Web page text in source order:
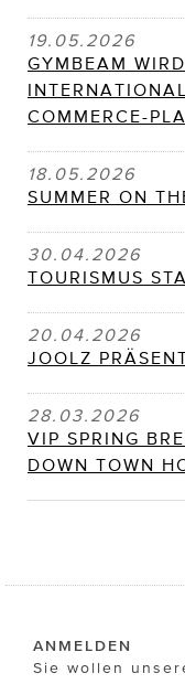
19.05.2026
GYMBEAM
COMMERCE-
18.05.2026
SUMMER ON
30.04.2026
TOURISMUS
20.04.2026
JOOLZ
28.03.2026
VIP SPRING
DOWN TOWN
ANMELDEN
Sie wollen